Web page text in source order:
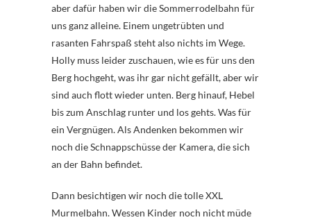
aber dafür haben wir die Sommerrodelbahn für
uns ganz alleine. Einem ungetrübten und
rasanten Fahrspaß steht also nichts im Wege.
Holly muss leider zuschauen, wie es für uns den
Berg hochgeht, was ihr gar nicht gefällt, aber wir
sind auch flott wieder unten. Berg hinauf, Hebel
bis zum Anschlag runter und los gehts. Was für
ein Vergnügen. Als Andenken bekommen wir
noch die Schnappschüsse der Kamera, die sich
an der Bahn befindet.
Dann besichtigen wir noch die tolle XXL
Murmelbahn. Wessen Kinder noch nicht müde